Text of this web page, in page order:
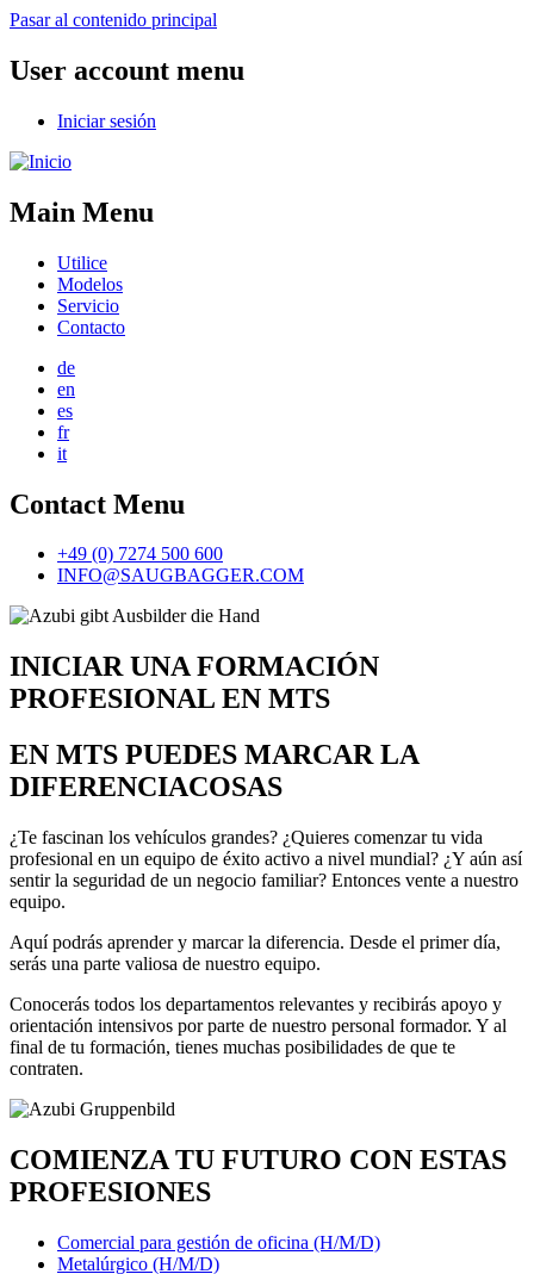
Pasar al contenido principal
User account menu
Iniciar sesión
Main Menu
Utilice
Modelos
Servicio
Contacto
de
en
es
fr
it
Contact Menu
+49 (0) 7274 500 600
INFO@SAUGBAGGER.COM
INICIAR UNA FORMACIÓN
PROFESIONAL EN MTS
EN MTS PUEDES MARCAR LA
DIFERENCIACOSAS
¿Te fascinan los vehículos grandes? ¿Quieres comenzar tu vida
profesional en un equipo de éxito activo a nivel mundial? ¿Y aún así
sentir la seguridad de un negocio familiar? Entonces vente a nuestro
equipo.
Aquí podrás aprender y marcar la diferencia. Desde el primer día,
serás una parte valiosa de nuestro equipo.
Conocerás todos los departamentos relevantes y recibirás apoyo y
orientación intensivos por parte de nuestro personal formador. Y al
final de tu formación, tienes muchas posibilidades de que te
contraten.
COMIENZA TU FUTURO CON ESTAS
PROFESIONES
Comercial para gestión de oficina (H/M/D)
Metalúrgico (H/M/D)